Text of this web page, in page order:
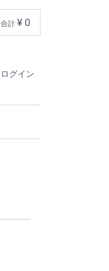
合計 ¥ 0
ログイン